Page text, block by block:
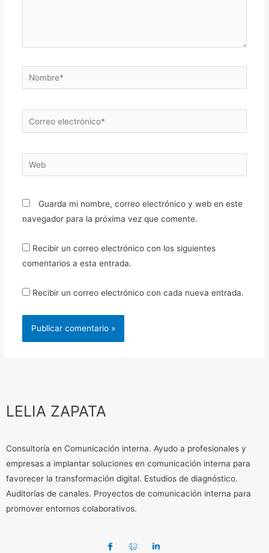
Nombre*
Correo
electrónico*
Web
Guarda mi nombre, correo electrónico y web en este
navegador para la próxima vez que comente.
Recibir un correo electrónico con los siguientes
comentarios a esta entrada.
Recibir un correo electrónico con cada nueva entrada.
LELIA ZAPATA
Consultoría en Comunicación interna. Ayudo a profesionales y
empresas a implantar soluciones en comunicación interna para
favorecer la transformación digital. Estudios de diagnóstico.
Auditorías de canales. Proyectos de comunicación interna para
promover entornos colaborativos.